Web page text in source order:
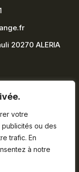
votre
ou des
trafic. En
à notre
20270 ALERIA
17h